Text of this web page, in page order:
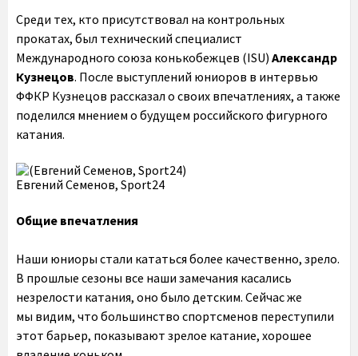
Среди тех, кто присутствовал на контрольных
прокатах, был технический специалист
Международного союза конькобежцев (ISU) Александр
Кузнецов. После выступлений юниоров в интервью
ФФКР Кузнецов рассказал о своих впечатлениях, а также
поделился мнением о будущем российского фигурного
катания.
Евгений Семенов, Sport24
Общие впечатления
Наши юниоры стали кататься более качественно, зрело.
В прошлые сезоны все наши замечания касались
незрелости катания, оно было детским. Сейчас же
мы видим, что большинство спортсменов переступили
этот барьер, показывают зрелое катание, хорошее